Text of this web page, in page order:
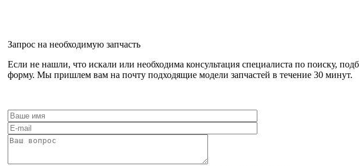
Запрос на необходимую запчасть
Если не нашли, что искали или необходима консультация специалиста по поиску,
форму. Мы пришлем вам на почту подходящие модели запчастей в течение 30 минут.